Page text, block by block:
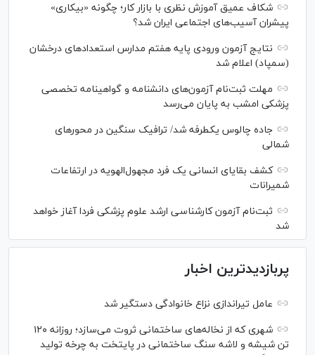
شکاف عمیق آموزش نظری با بازار کار؛ چگونه «بیکاری»
پیشران آسیب‌های اجتماعی ایران شد؟
نتایج آزمون ورودی پایه هفتم مدارس استعدادهای درخشان
(سمپاد) اعلام شد
مهلت ثبت‌نام آزمون‌های دانشنامه و گواهینامه تخصصی
پزشکی امشب به پایان می‌رسد
جاده چالوس یکطرفه شد/ ترافیک سنگین در محورهای
شمالی
کشف بقایای انسانی یک فرد مجهول‌الهویه در ارتفاعات
شمیرانات
ثبت‌نام آزمون کارشناسی ارشد علوم پزشکی فردا آغاز خواهد
شد
پربازدیدترین اخبار
عامل تیراندازی نزاع خانوادگی دستگیر شد
شهری که از نخاله‌های ساختمانی ثروت می‌سازد؛ روزانه ۱۲۰
تن شیشه و لاشه سنگ ساختمانی در پایتخت به چرخه تولید